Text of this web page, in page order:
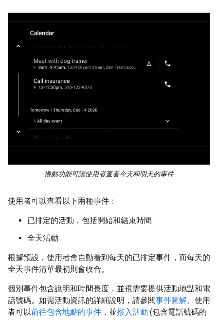
捲動功能可讓使用者查看今天和明天的事件
使用者可以查看以下兩種事件：
已排定的活動，包括開始和結束時間
全天活動
根據預設，使用者會自動看到每天的已排定事件，而每天的
全天事件清單最初則會收合。
個別事件包含說明和時間長度，並視需要提供活動地點和電
話號碼。如需活動資訊的詳細說明，請參閱事件圖解。使用
者可以前往包含地點的事件 ，並撥入活動 (包含電話號碼的